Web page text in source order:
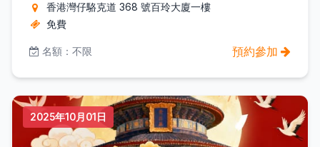
香港灣仔駱克道 368 號百玲大廈一樓
免費
名額：不限 預約參加
2025年10月01日